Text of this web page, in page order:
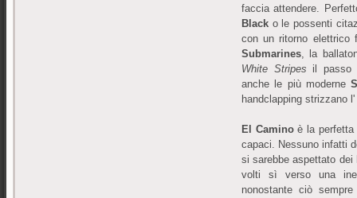
faccia attendere.
Black o le possenti
con un ritorno elettrico
Submarines, la
White Stripes il passo
anche le più moderne
handclapping strizzano
El Caminoè la perfetta
capaci. Nessuno infatti
si sarebbe aspettato dei
volti sì verso una
nonostante ciò